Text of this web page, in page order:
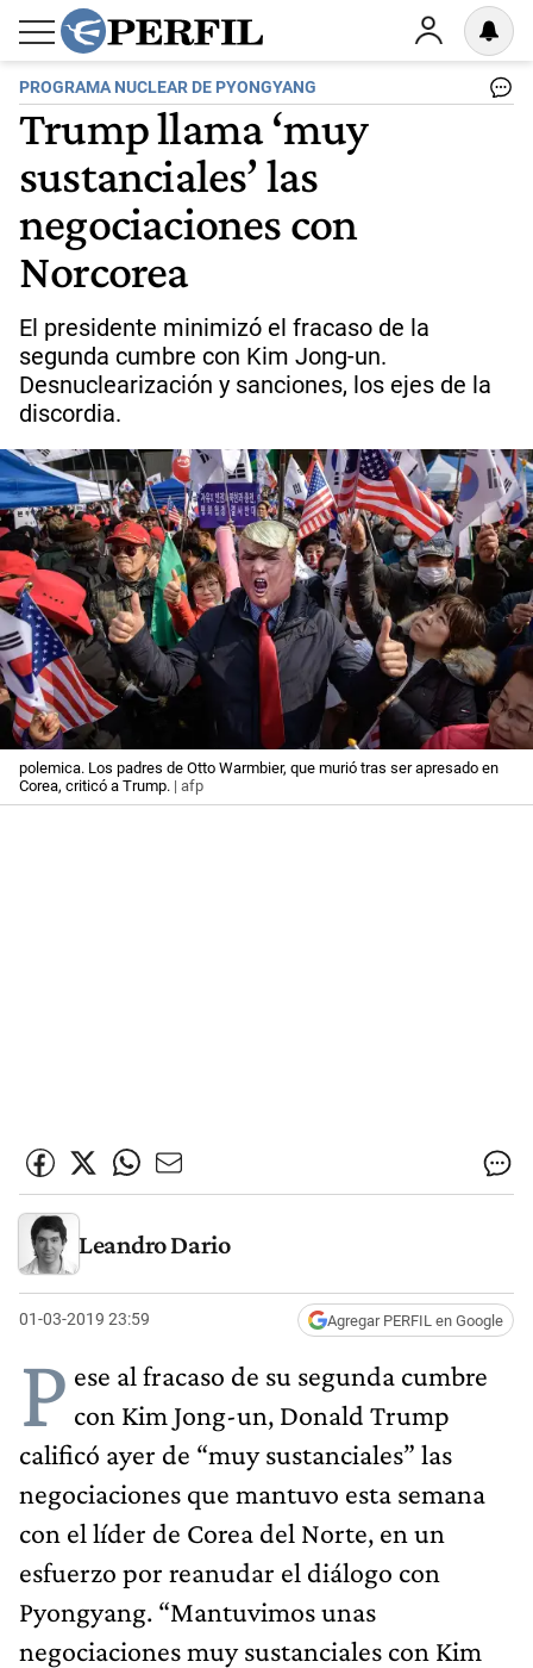
PROGRAMA NUCLEAR DE PYONGYANG
Trump llama ‘muy
sustanciales’ las
negociaciones con
Norcorea
El presidente minimizó el fracaso de la
segunda cumbre con Kim Jong-un.
Desnuclearización y sanciones, los ejes de la
discordia.
polemica. Los padres de Otto Warmbier, que murió tras ser apresado en
Corea, criticó a Trump. | afp
Leandro Dario
01-03-2019 23:59 Agregar PERFIL en Google
P ese al fracaso de su segunda cumbre
con Kim Jong-un, Donald Trump
calificó ayer de “muy sustanciales” las
negociaciones que mantuvo esta semana
con el líder de Corea del Norte, en un
esfuerzo por reanudar el diálogo con
Pyongyang. “Mantuvimos unas
negociaciones muy sustanciales con Kim